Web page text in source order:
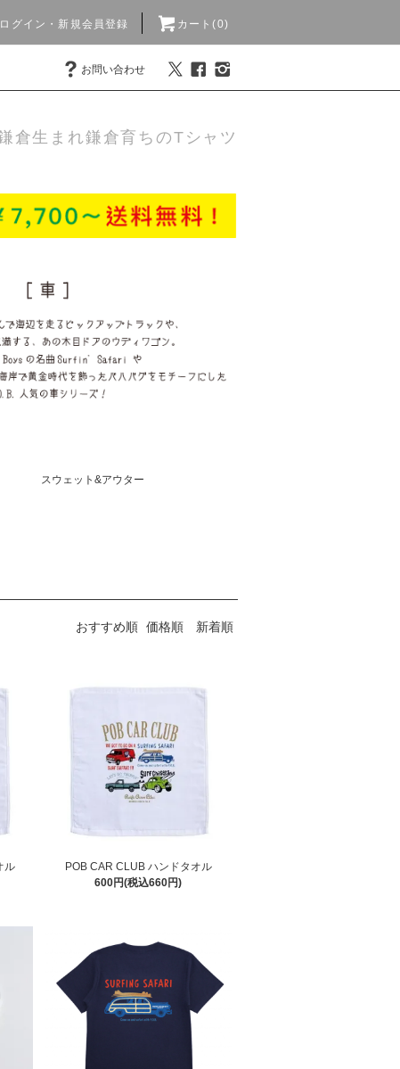
ログイン・新規会員登録 カート(0)
お問い合わせ
倉生まれ鎌倉育ちのTシャツ
スウェット&アウター
おすすめ順 価格順 新着順
ル
POB CAR CLUB ハンドタオル
600円(税込660円)